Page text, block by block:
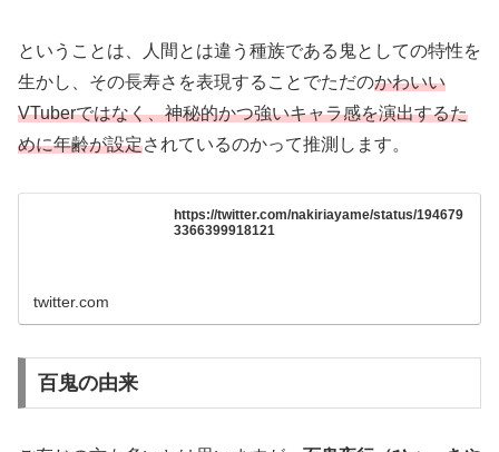
ということは、人間とは違う種族である鬼としての特性を
生かし、その長寿さを表現することでただのかわいい
VTuberではなく、神秘的かつ強いキャラ感を演出するた
めに年齢が設定されているのかって推測します。
https://twitter.com/nakiriayame/status/194679
3366399918121
twitter.com
百鬼の由来